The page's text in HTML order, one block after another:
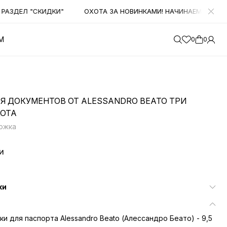
"СКИДКИ" ОХОТА ЗА НОВИНКАМИ! НАЧИНАЕМ
0 0
ОТ ALESSANDRO BEATO ТРИ
для паспорта Alessandro Beato (Алессандро Беато) - 9,5